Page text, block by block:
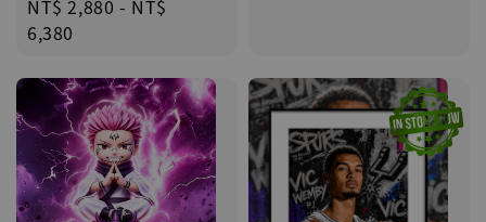
Regular
price
NT$ 2,880 - NT$
6,380